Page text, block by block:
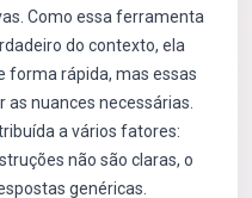
Como essa ferramenta
do contexto, ela
forma rápida, mas essas
nuances necessárias.
a vários fatores:
não são claras, o
genéricas.